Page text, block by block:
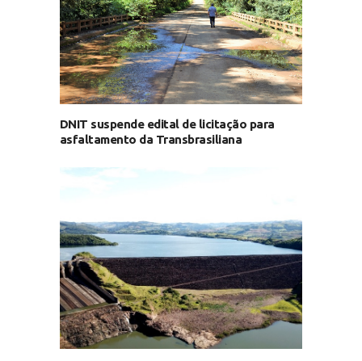
DNIT suspende edital de licitação para
asfaltamento da Transbrasiliana